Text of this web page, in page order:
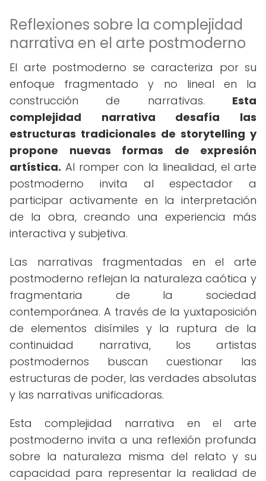
Reflexiones sobre la complejidad
narrativa en el arte postmoderno
El arte postmoderno se caracteriza por su
enfoque fragmentado y no lineal en la
construcción de narrativas. Esta
complejidad narrativa desafía las
estructuras tradicionales de storytelling y
propone nuevas formas de expresión
artística. Al romper con la linealidad, el arte
postmoderno invita al espectador a
participar activamente en la interpretación
de la obra, creando una experiencia más
interactiva y subjetiva.
Las narrativas fragmentadas en el arte
postmoderno reflejan la naturaleza caótica y
fragmentaria de la sociedad
contemporánea. A través de la yuxtaposición
de elementos disímiles y la ruptura de la
continuidad narrativa, los artistas
postmodernos buscan cuestionar las
estructuras de poder, las verdades absolutas
y las narrativas unificadoras.
Esta complejidad narrativa en el arte
postmoderno invita a una reflexión profunda
sobre la naturaleza misma del relato y su
capacidad para representar la realidad de